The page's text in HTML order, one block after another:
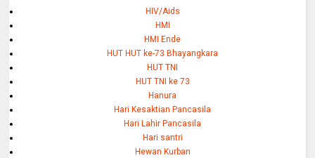
HIV/Aids
HMI
HMI Ende
HUT HUT ke-73 Bhayangkara
HUT TNI
HUT TNI ke 73
Hanura
Hari Kesaktian Pancasila
Hari Lahir Pancasila
Hari santri
Hewan Kurban